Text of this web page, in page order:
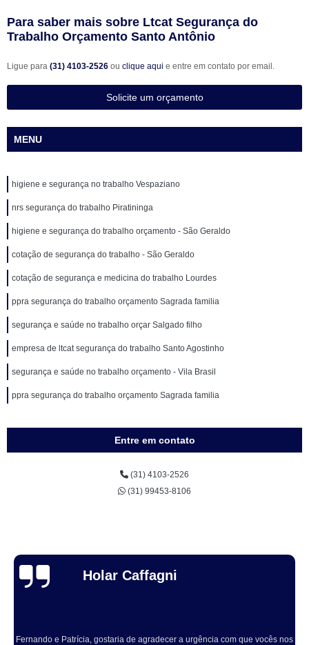
Para saber mais sobre Ltcat Segurança do
Trabalho Orçamento Santo Antônio
Ligue para (31) 4103-2526 ou clique aqui e entre em contato por email.
Solicite um orçamento
MENU
higiene e segurança no trabalho Vespaziano
nrs segurança do trabalho Piratininga
higiene e segurança do trabalho orçamento - São Geraldo
cotação de segurança do trabalho - São Geraldo
cotação de segurança e medicina do trabalho Lourdes
ppra segurança do trabalho orçamento Sagrada familia
segurança e saúde no trabalho orçar Salgado filho
empresa de ltcat segurança do trabalho Santo Agostinho
segurança e saúde no trabalho orçamento - Vila Brasil
ppra segurança do trabalho orçamento Sagrada familia
Entre em contato
(31) 4103-2526
(31) 99453-8106
Thuane Maiara